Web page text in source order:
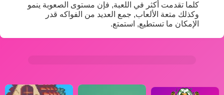
كلما تقدمت أكثر في اللعبة, فإن مستوى الصعوبة ينمو
وكذلك متعة الألعاب, جمع العديد من الفواكه قدر
الإمكان ما تستطيع, استمتع.